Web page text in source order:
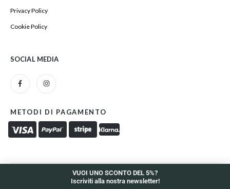
Privacy Policy
Cookie Policy
SOCIAL MEDIA
METODI DI PAGAMENTO
VUOI UNO SCONTO DEL 5%?
Iscriviti alla nostra newsletter!